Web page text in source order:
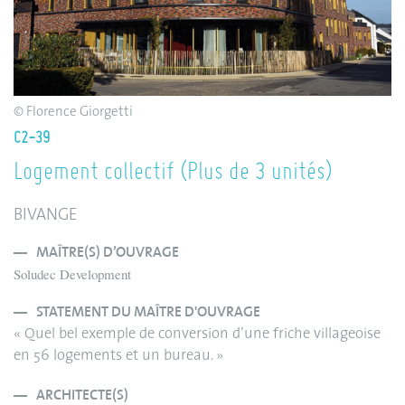
C2-39
Logement collectif (Plus de 3 unités)
BIVANGE
MAÎTRE(S) D’OUVRAGE
Soludec Development
STATEMENT DU MAÎTRE D'OUVRAGE
« Quel bel exemple de conversion d’une friche villageoise
en 56 logements et un bureau. »
ARCHITECTE(S)
© Florence Giorgetti